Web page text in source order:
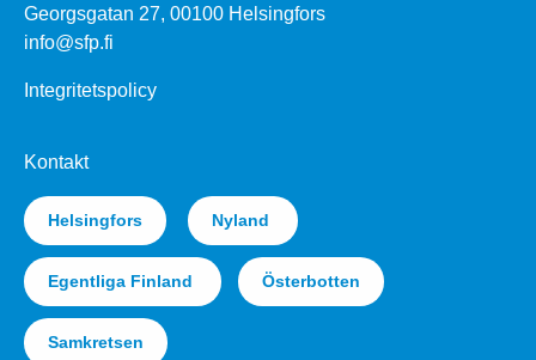
Georgsgatan 27, 00100 Helsingfors
info@sfp.fi
Integritetspolicy
Kontakt
Helsingfors Nyland
Egentliga Finland Österbotten
Samkretsen